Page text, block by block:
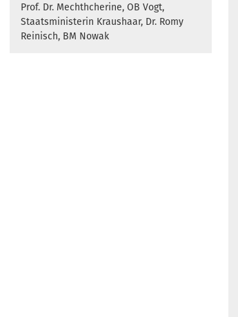
Prof. Dr. Mechthcherine, OB Vogt,
Staatsministerin Kraushaar, Dr. Romy
Reinisch, BM Nowak